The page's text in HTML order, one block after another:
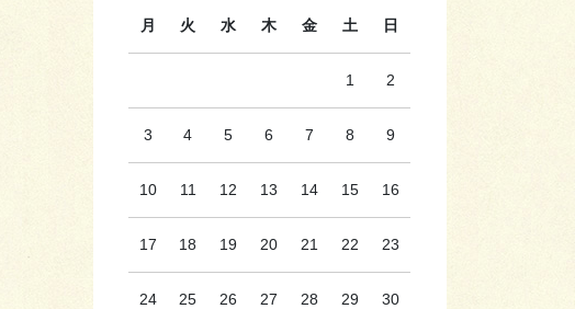
月 火 水 木 金 土 日
1 2
3 4 5 6 7 8 9
10 11 12 13 14 15 16
17 18 19 20 21 22 23
24 25 26 27 28 29 30